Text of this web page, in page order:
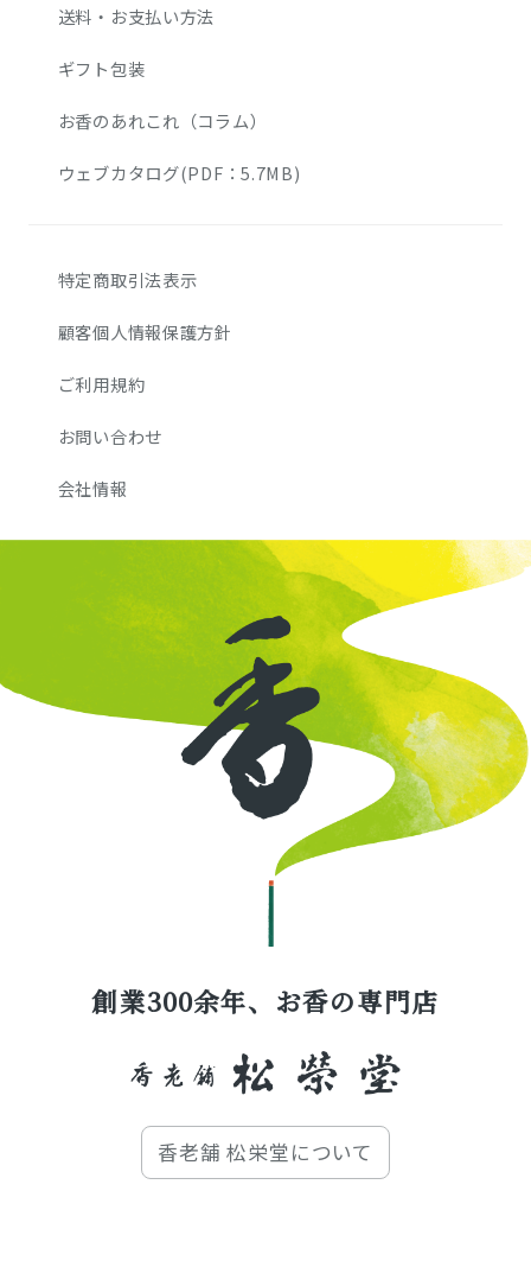
送料・お支払い方法
ギフト包装
お香のあれこれ（コラム）
ウェブカタログ(PDF：5.7MB)
特定商取引法表示
顧客個人情報保護方針
ご利用規約
お問い合わせ
会社情報
創業300余年、お香の専門店
香老舗 松栄堂について